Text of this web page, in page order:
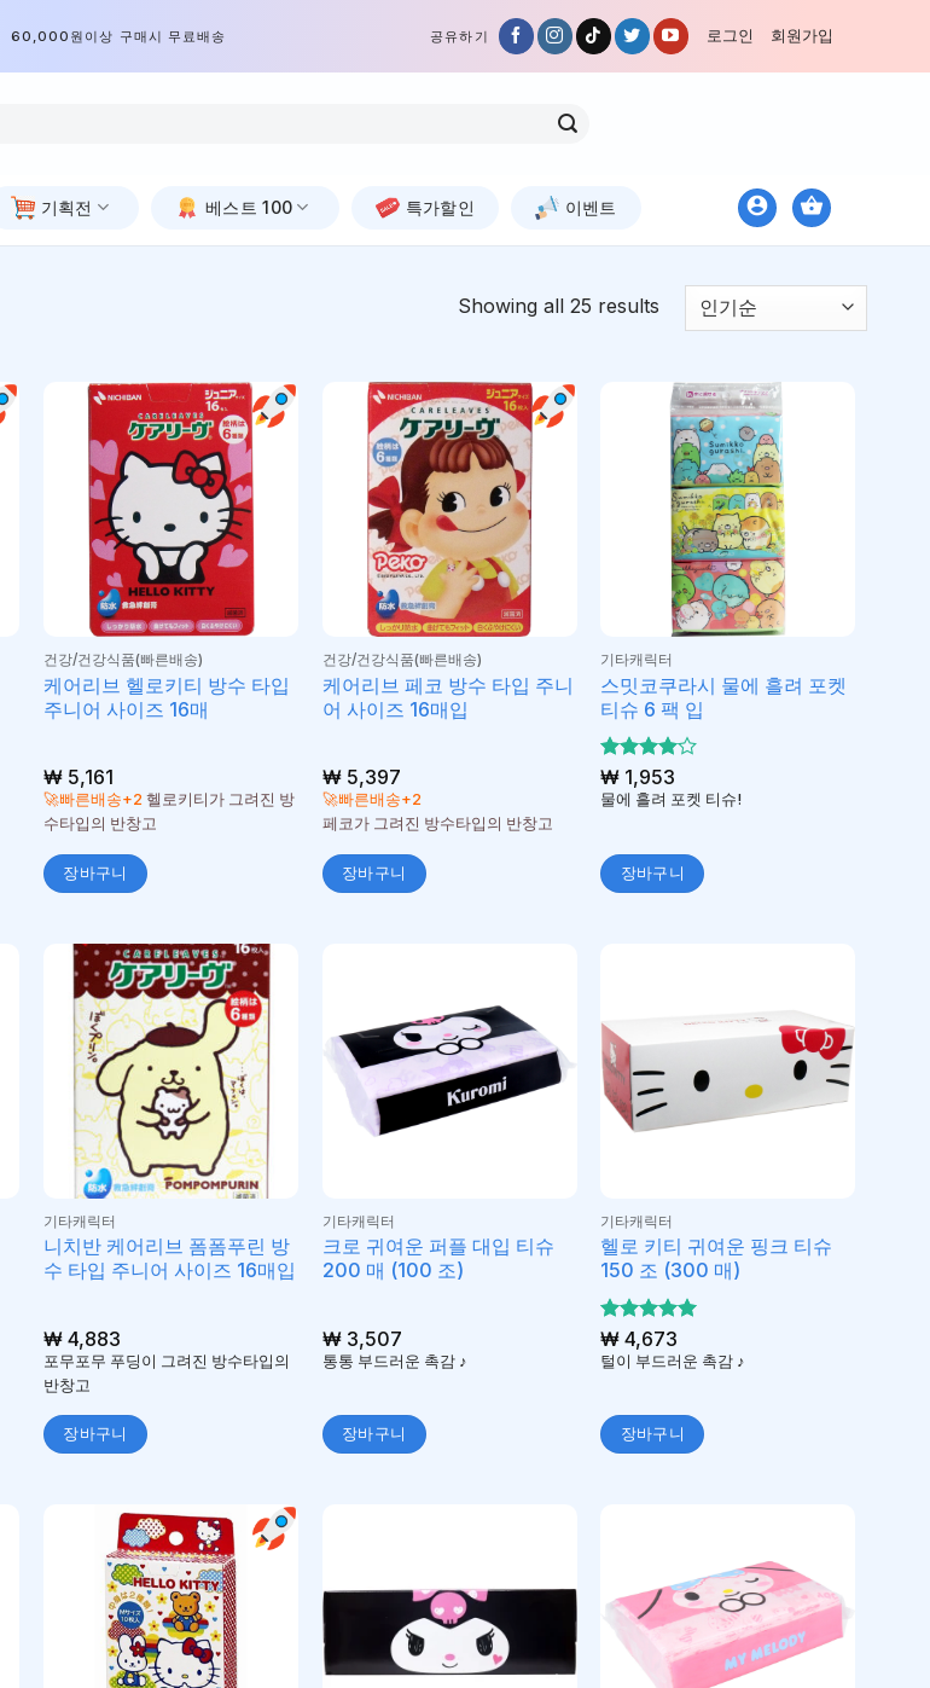
60,000원이상 구매시 무료배송 공유하기 로그인 회원가입
기획전 베스트 100 특가할인 이벤트
Showing all 25 results
건강/건강식품(빠른배송)
케어리브 헬로키티 방수 타입
주니어 사이즈 16매
₩5,161
🚀빠른배송+2 헬로키티가 그려진 방
수타입의 반창고
장바구니
건강/건강식품(빠른배송)
케어리브 페코 방수 타입 주니
어 사이즈 16매입
₩5,397
🚀빠른배송+2
페코가 그려진 방수타입의 반창고
장바구니
기타캐릭터
스밋코쿠라시 물에 흘려 포켓
티슈 6 팩 입
5 중에서
4로 평
₩ 1,953
물에 흘려 포켓 티슈!
장바구니
기타캐릭터
니치반 케어리브 폼폼푸린 방
수 타입 주니어 사이즈 16매입
₩4,883
포무포무 푸딩이 그려진 방수타입의
반창고
장바구니
기타캐릭터
크로 귀여운 퍼플 대입 티슈
200 매 (100 조)
₩3,507
통통 부드러운 촉감 ♪
장바구니
기타캐릭터
헬로 키티 귀여운 핑크 티슈
150 조 (300 매)
5 중에서
5로 평가
₩ 4,673
털이 부드러운 촉감 ♪
장바구니